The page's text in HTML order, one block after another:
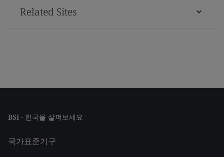
Related Sites
BSI - 한국을 살펴보세요
국가표준기구